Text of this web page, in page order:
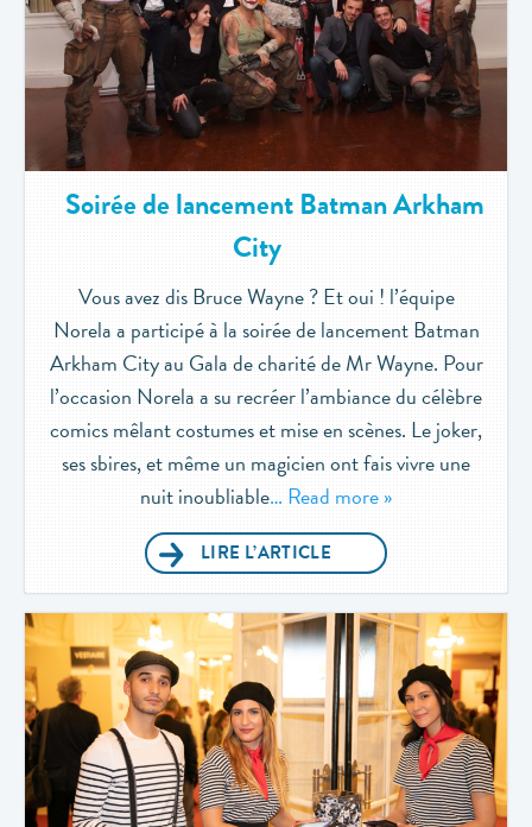
Soirée de lancement Batman Arkham
City
Vous avez dis Bruce Wayne ? Et oui ! l’équipe
Norela a participé à la soirée de lancement Batman
Arkham City au Gala de charité de Mr Wayne. Pour
l’occasion Norela a su recréer l’ambiance du célèbre
comics mêlant costumes et mise en scènes. Le joker,
ses sbires, et même un magicien ont fais vivre une
nuit inoubliable… Read more »
LIRE L’ARTICLE